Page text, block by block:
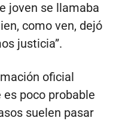
joven se llamaba
como ven, dejó
justicia”.
oficial
poco probable
suelen pasar